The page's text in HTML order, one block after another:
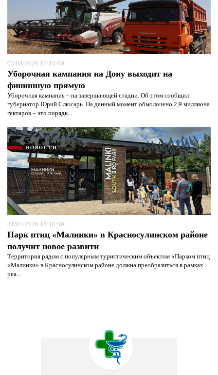
03/08/2026 17:14:00
Уборочная кампания на Дону выходит на
финишную прямую
Уборочная кампания – на завершающей стадии. Об этом сообщил
губернатор Юрий Слюсарь. На данный момент обмолочено 2,9 миллиона
гектаров – это порядк...
НОВОСТИ
31/07/2026 18:18:00
Парк птиц «Малинки» в Красносулинском районе
получит новое развити
Территория рядом с популярным туристическим объектом «Парком птиц
«Малинки» в Красносулинском районе должна преобразиться в рамках
реа...
Я согласен сполитикой конфиденциальности и
защиты информации*
Я согласен сполитикой конфиденциальности и
защиты информации*